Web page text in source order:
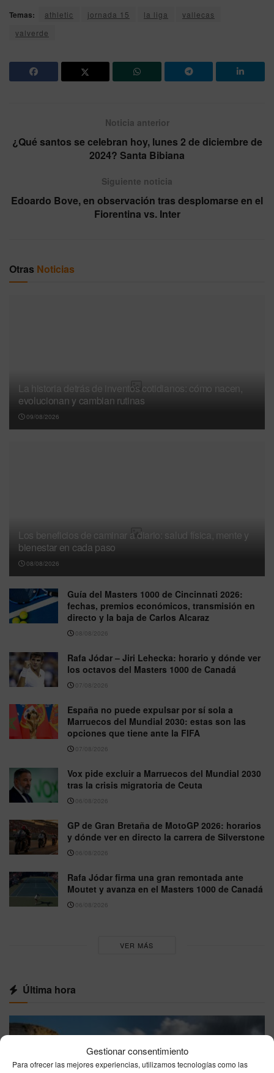
Gestionar consentimiento
Para ofrecer las mejores experiencias, utilizamos tecnologías como las
Temas: athletic jornada 15 la liga
vallecas
valverde
Noticia anterior
¿Qué santos se celebran hoy, lunes 2 de diciembre de
2024? Santa Bibiana
Siguiente noticia
Edoardo Bove, en observación tras desplomarse en el
Fiorentina vs. Inter
Otras Noticias
La historia detrás de inventos cotidianos: cómo nacen,
evolucionan y cambian rutinas
09/08/2026
Los beneficios de caminar a diario: salud física, mente y
bienestar en cada paso
08/08/2026
Guía del Masters 1000 de Cincinnati 2026:
fechas, premios económicos, transmisión en
directo y la baja de Carlos Alcaraz
08/08/2026
Rafa Jódar – Jiri Lehecka: horario y dónde ver
los octavos del Masters 1000 de Canadá
07/08/2026
España no puede expulsar por sí sola a
Marruecos del Mundial 2030: estas son las
opciones que tiene ante la FIFA
07/08/2026
Vox pide excluir a Marruecos del Mundial 2030
tras la crisis migratoria de Ceuta
06/08/2026
GP de Gran Bretaña de MotoGP 2026: horarios
y dónde ver en directo la carrera de Silverstone
06/08/2026
Rafa Jódar firma una gran remontada ante
Moutet y avanza en el Masters 1000 de Canadá
06/08/2026
VER MÁS
Última hora